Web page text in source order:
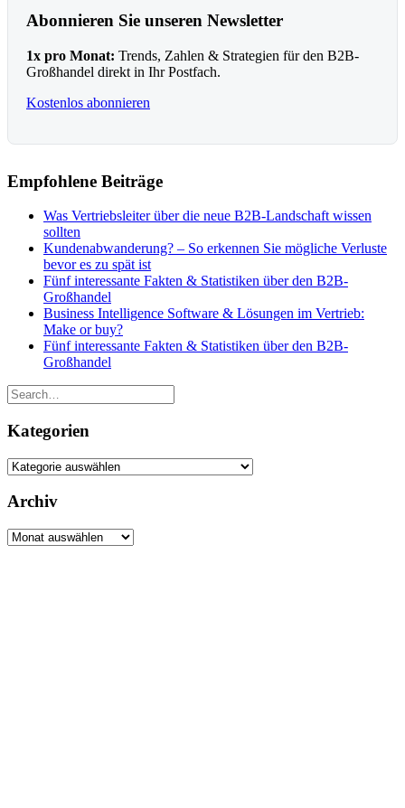
Abonnieren Sie unseren Newsletter
1x pro Monat: Trends, Zahlen & Strategien für den B2B-
Großhandel direkt in Ihr Postfach.
Kostenlos abonnieren
Empfohlene Beiträge
Was Vertriebsleiter über die neue B2B-Landschaft wissen
sollten
Kundenabwanderung? – So erkennen Sie mögliche Verluste
bevor es zu spät ist
Fünf interessante Fakten & Statistiken über den B2B-
Großhandel
Business Intelligence Software & Lösungen im Vertrieb:
Make or buy?
Fünf interessante Fakten & Statistiken über den B2B-
Großhandel
Kategorien
Kategorien
Archiv
Archiv